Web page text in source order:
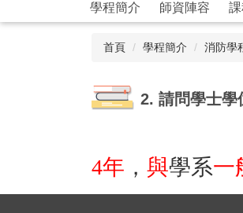
學程簡介 師資陣容 課
首頁 學程簡介 消防學
2. 請問學士學
4年 ， 與學系一